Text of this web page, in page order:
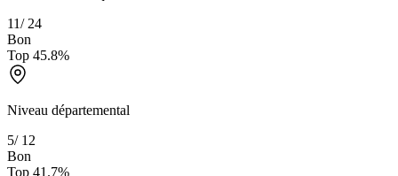
11/ 24
Bon
Top 45.8%
Niveau départemental
5/ 12
Bon
Top 41.7%